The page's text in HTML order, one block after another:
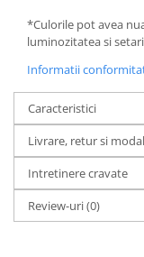
*Culorile pot avea
luminozitatea si
Informatii
Caracteristici
Livrare, retur si
Intretinere cravate
Review-uri(0)